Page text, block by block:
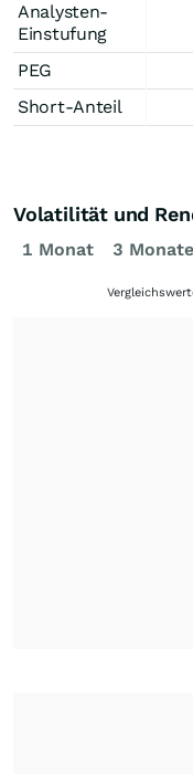
Analysten-
Einstufung
PEG
Short-Anteil
Volatilität und
1 Monat 3 Monate